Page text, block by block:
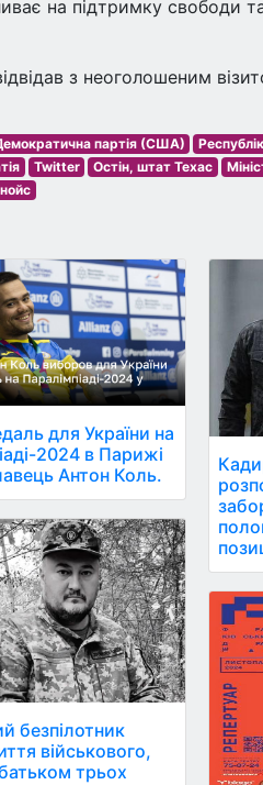
на підтримку свободи та
з неоголошеним
партія (США)
Twitter Остін, штат Техас
для України на
2024 в Парижі
Антон Коль.
безпілотник
військового,
трьох